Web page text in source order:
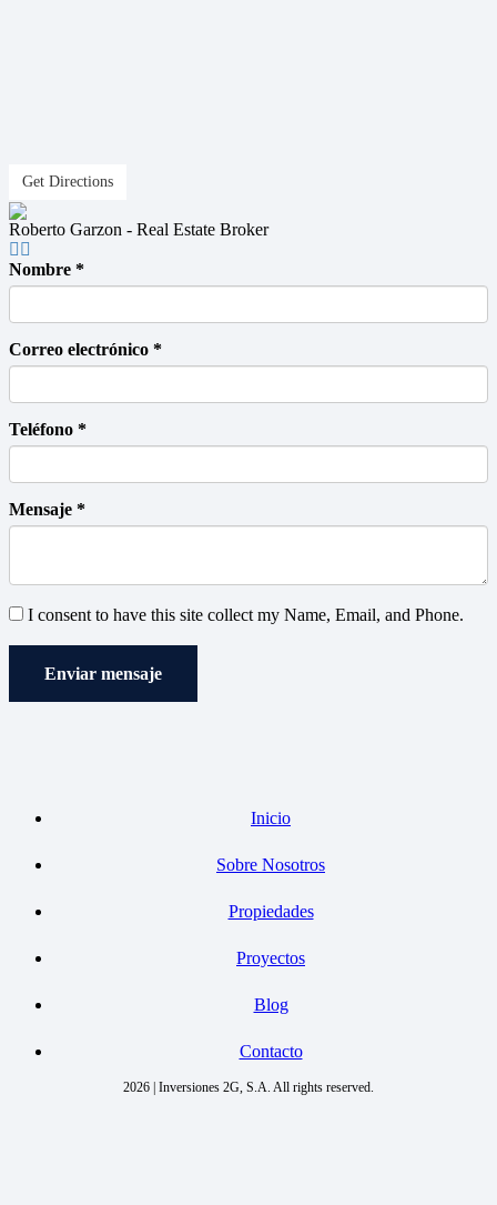
Get Directions
Roberto Garzon - Real Estate Broker
Nombre *
Correo electrónico *
Teléfono *
Mensaje *
I consent to have this site collect my Name, Email, and Phone.
Enviar mensaje
Inicio
Sobre Nosotros
Propiedades
Proyectos
Blog
Contacto
2026 | Inversiones 2G, S.A. All rights reserved.